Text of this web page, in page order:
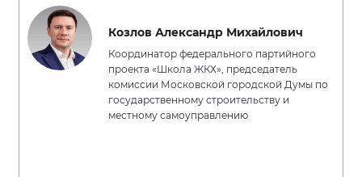
Козлов Александр Михайлович
Координатор федерального партийного
проекта «Школа ЖКХ», председатель
комиссии Московской городской Думы по
государственному строительству и
местному самоуправлению